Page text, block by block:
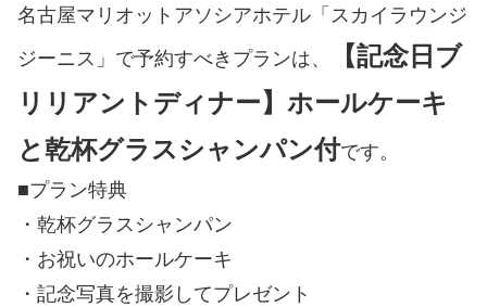
名古屋マリオットアソシアホテル「スカイラウンジ
ジーニス」で予約すべきプランは、
【記念日ブ
リリアントディナー】ホールケーキ
と乾杯グラスシャンパン付です。
■プラン特典
・乾杯グラスシャンパン
・お祝いのホールケーキ
・記念写真を撮影してプレゼント